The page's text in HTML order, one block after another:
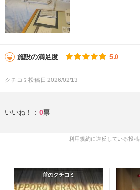
施設の満足度 5.0
クチコミ投稿日:2026/02/13
いいね！： 0票
利用規約に違反している投
前のクチコミ